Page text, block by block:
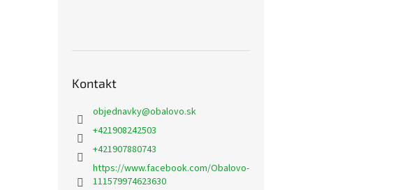
Kontakt
objednavky@obalovo.sk
+421908242503
+421907880743
https://www.facebook.com/Obalovo-
111579974623630